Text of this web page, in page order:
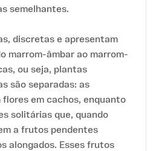
semelhantes.
discretas e apresentam
marrom-âmbar ao marrom-
ou seja, plantas
são separadas: as
flores em cachos, enquanto
solitárias que, quando
a frutos pendentes
alongados. Esses frutos